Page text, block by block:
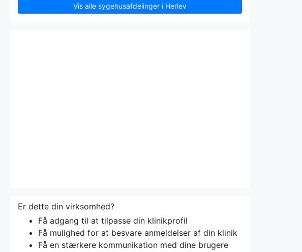
Vis alle sygehusafdelinger i Herlev
Er dette din virksomhed?
Få adgang til at tilpasse din klinikprofil
Få mulighed for at besvare anmeldelser af din klinik
Få en stærkere kommunikation med dine brugere